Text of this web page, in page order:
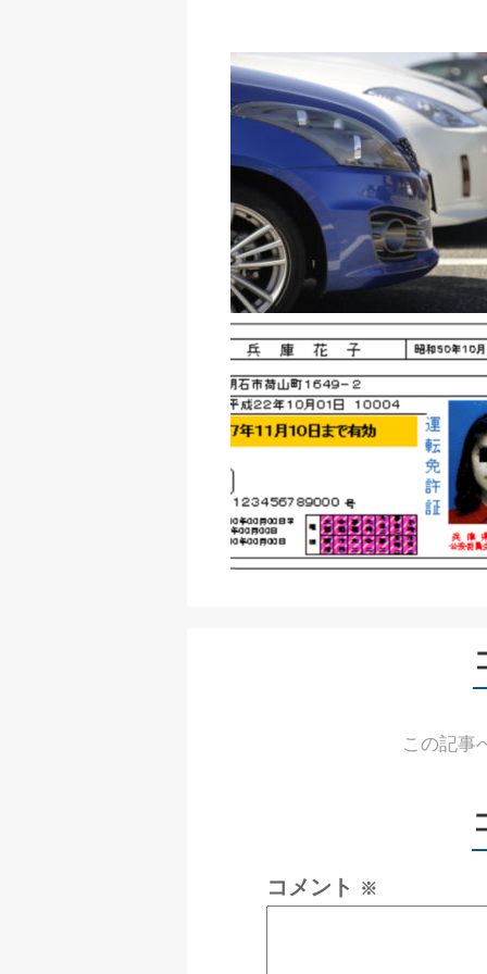
この記事
コメント ※